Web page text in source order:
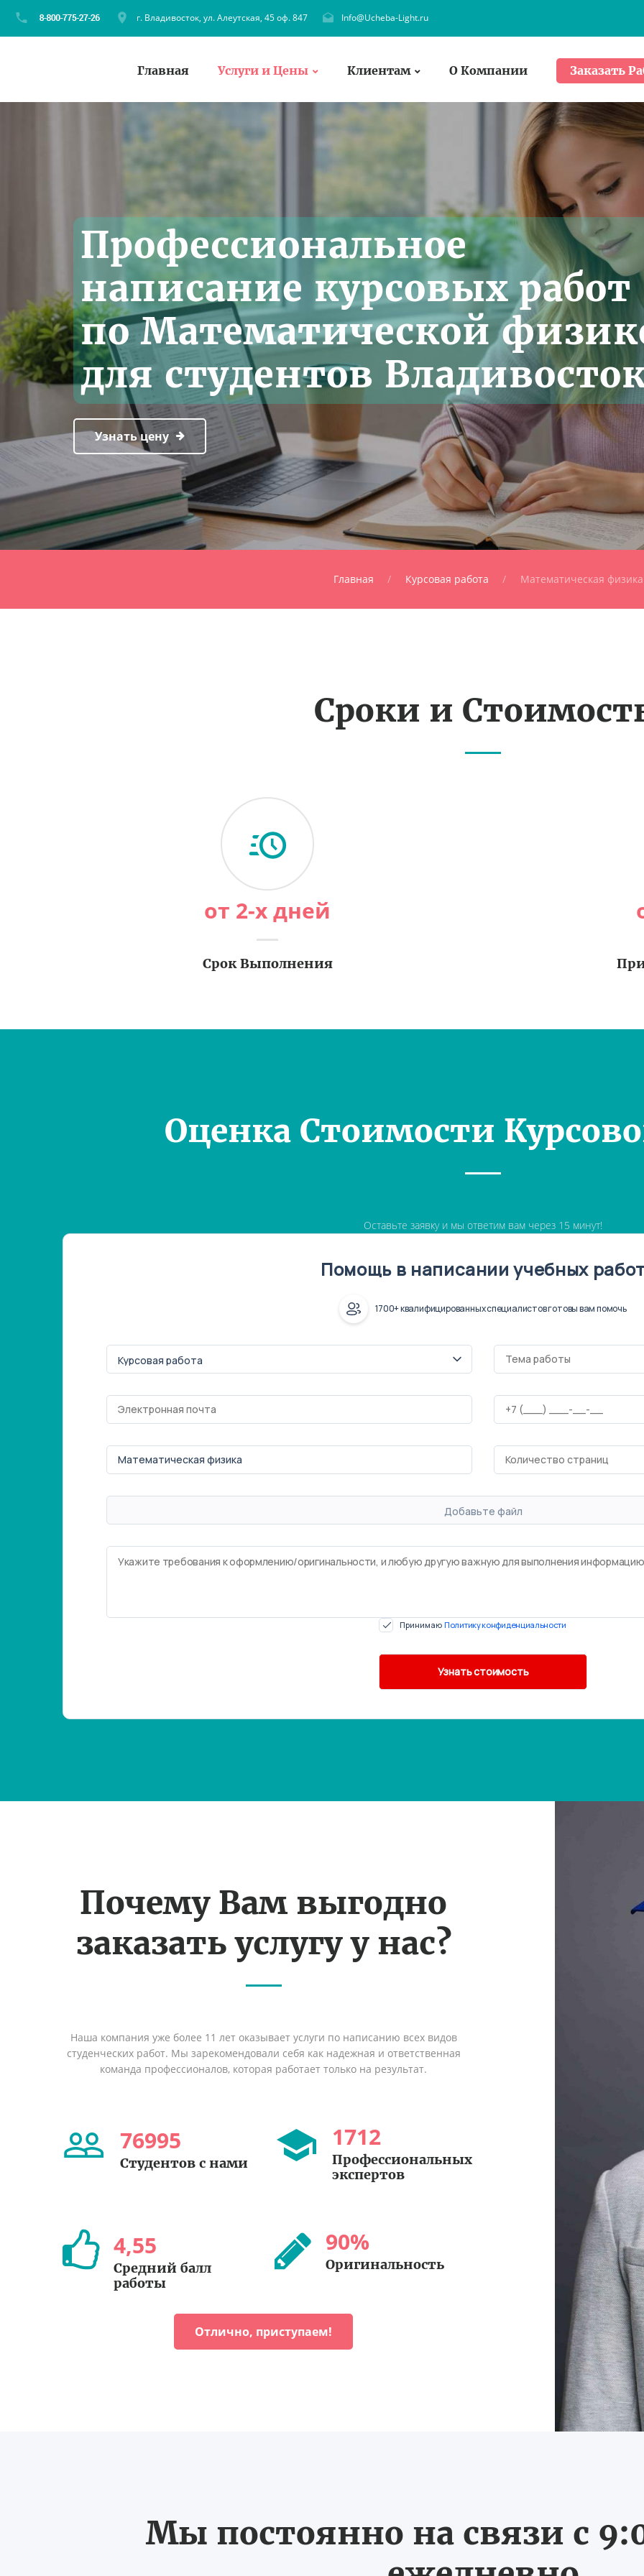
г. Владивосток, ул. Алеутская, 45 оф. 847 Info@Ucheba-Light.ru
Главная Услуги и Цены Клиентам О Компании Заказать
Профессиональное
написание курсовых работ
по Математической
для студентов
Узнать цену
Главная Курсовая работа Математическая физика
Сроки и
от 2-х дней
Срок Выполнения
Оценка Стоимости
Оставьте заявку и мы ответим вам через 15 минут!
Помощь в написании учебных
1700+ квалифицированных специалистов готовы вам помочь
Добавьте файл
Принимаю Политику конфиденциальности
Почему Вам выгодно
заказать услугу у нас?
Наша компания уже более 11 лет оказывает услуги по написанию всех видов
студенческих работ. Мы зарекомендовали себя как надежная и ответственная
команда профессионалов, которая работает только на результат.
76995
Студентов с нами
1712
Профессиональных
экспертов
4,55
Средний балл
работы
90%
Оригинальность
Отлично, приступаем!
Мы постоянно на связи с